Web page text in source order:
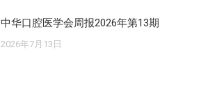
中华口腔医学会周报2026年第13期
2026年7月13日